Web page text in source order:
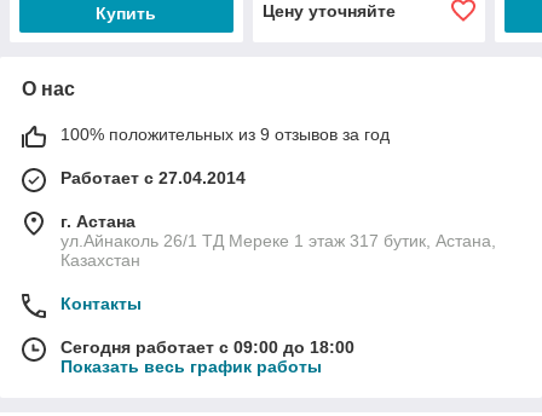
Купить Цену уточняйте
О нас
100% положительных из 9 отзывов за год
Работает с 27.04.2014
г. Астана
ул.Айнаколь 26/1 ТД Мереке 1 этаж 317 бутик, Астана,
Казахстан
Контакты
Сегодня работает с 09:00 до 18:00
Показать весь график работы